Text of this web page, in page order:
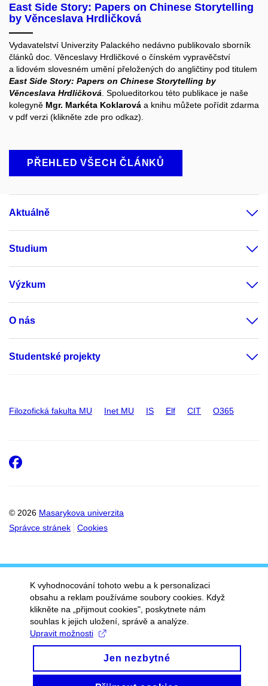
East Side Story: Papers on Chinese Storytelling
by Věnceslava Hrdličková
Vydavatelství Univerzity Palackého nedávno publikovalo sborník
článků doc. Věnceslavy Hrdličkové o čínském vypravěčství
a lidovém slovesném umění přeložených do angličtiny pod titulem
East Side Story: Papers on Chinese Storytelling by
Věnceslava Hrdličková . Spolueditorkou této publikace je naše
kolegyně Mgr. Markéta Koklarová a knihu můžete pořídit zdarma
v pdf verzi (klikněte zde pro odkaz).
PŘEHLED VŠECH ČLÁNKŮ
Aktuálně
Studium
Výzkum
O nás
Studentské projekty
Filozofická fakulta MU Inet MU IS Elf CIT O365
© 2026 Masarykova univerzita
Správce stránek
Cookies
Facebook
K vyhodnocování tohoto webu a k personalizaci
obsahu a reklam používáme soubory cookies. Když
klikněte na „přijmout cookies", poskytnete nám
souhlas k jejich uložení, správě a analýze.
Upravit možnosti
Jen nezbytné